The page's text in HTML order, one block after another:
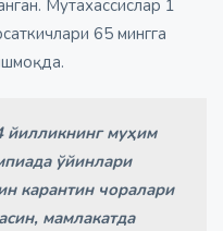
Мутахассислар 1
65 мингга
йилликнинг муҳим
ўйинлари
карантин чоралари
мамлакатда